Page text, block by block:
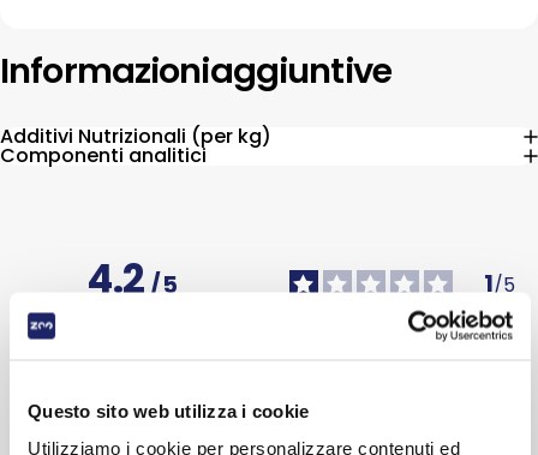
Questo sito web utilizza i cookie
Utilizziamo i cookie per personalizzare contenuti ed
Informazioniaggiuntive
Additivi Nutrizionali (per kg)
Componenti analitici
4.2/5
Sulla base di5recensioni
1/5
Recensione verificata
10/3/2026
Utile(0) Segnala